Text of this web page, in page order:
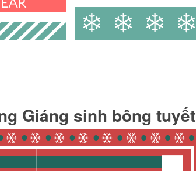
Giáng sinh bông tuyết